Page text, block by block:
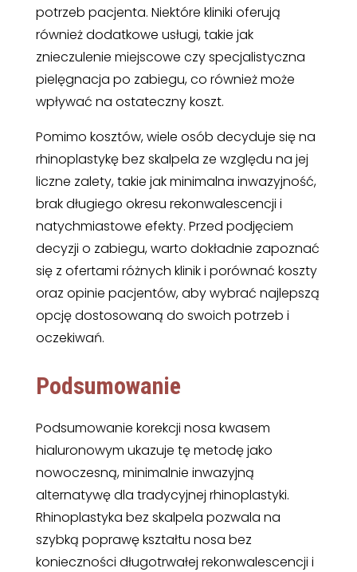
potrzeb pacjenta. Niektóre kliniki oferują
również dodatkowe usługi, takie jak
znieczulenie miejscowe czy specjalistyczna
pielęgnacja po zabiegu, co również może
wpływać na ostateczny koszt.
Pomimo kosztów, wiele osób decyduje się na
rhinoplastykę bez skalpela ze względu na jej
liczne zalety, takie jak minimalna inwazyjność,
brak długiego okresu rekonwalescencji i
natychmiastowe efekty. Przed podjęciem
decyzji o zabiegu, warto dokładnie zapoznać
się z ofertami różnych klinik i porównać koszty
oraz opinie pacjentów, aby wybrać najlepszą
opcję dostosowaną do swoich potrzeb i
oczekiwań.
Podsumowanie
Podsumowanie korekcji nosa kwasem
hialuronowym ukazuje tę metodę jako
nowoczesną, minimalnie inwazyjną
alternatywę dla tradycyjnej rhinoplastyki.
Rhinoplastyka bez skalpela pozwala na
szybką poprawę kształtu nosa bez
konieczności długotrwałej rekonwalescencji i